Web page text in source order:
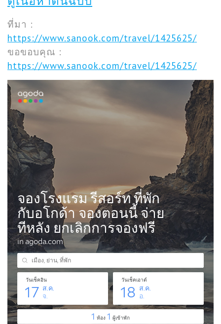
ที่มา :
https://www.sanook.com/travel/1425625/
ขอขอบคุณ :
https://www.sanook.com/travel/1425625/